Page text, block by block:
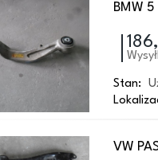
BMW 5
Stan:
VW